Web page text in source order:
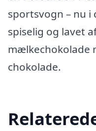
sportsvogn – nu i
spiselig og lavet
mælkechokolade
chokolade.